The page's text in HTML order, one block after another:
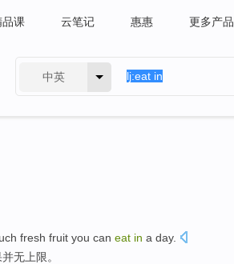
品课 云笔记 惠惠 更多产品
中英
fresh fruit you can eat in a day.
并无 上限。